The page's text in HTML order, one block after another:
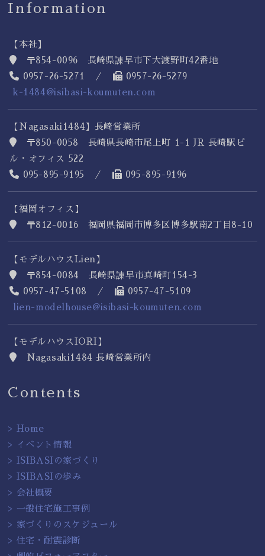
Information
【本社】
〒854-0096 長崎県諫早市下大渡野町42番地
0957-26-5271 ／
0957-26-5279
k-1484@isibasi-koumuten.com
【Nagasaki1484】長崎営業所
〒850-0058 長崎県長崎市尾上町 1-1 JR 長崎駅ビ
ル・オフィス 522
095-895-9195 ／
095-895-9196
【福岡オフィス】
〒812-0016 福岡県福岡市博多区博多駅南2丁目8-10
【モデルハウスLien】
〒854-0084 長崎県諫早市真崎町154-3
0957-47-5108 ／
0957-47-5109
lien-modelhouse@isibasi-koumuten.com
【モデルハウスIORI】
Nagasaki1484 長崎営業所内
Contents
> Home
> イベント情報
> ISIBASIの家づくり
> ISIBASIの歩み
> 会社概要
> 一般住宅施工事例
> 家づくりのスケジュール
> 住宅・耐震診断